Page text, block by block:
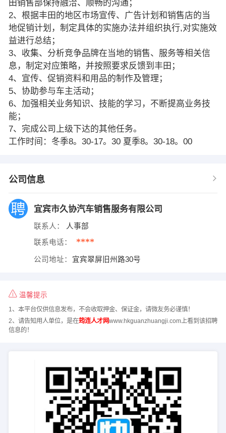
田销售部保持融洽、顺畅的沟通；
2、根据丰田的地区市场宣传、广告计划和销售店的当
地促销计划，制定具体的实施办法并组织执行,对实施效
益进行总结；
3、收集、分析竞争品牌在当地的销售、服务等相关信
息，制定对应策略，并按照要求反馈到丰田；
4、宣传、促销资料和用品的制作及管理；
5、协助参与车主活动；
6、加强相关业务知识、技能的学习，不断提高业务技
能；
7、完成公司上级下达的其他任务。
工作时间：冬季8。30-17。30 夏季8。30-18。00
公司信息
宜宾市久协汽车销售服务有限公司
联系人： 人事部
联系电话： ****
公司地址： 宜宾翠屏旧州路30号
温馨提示
1、本平台仅供信息发布，不会收取押金、保证金，请微友务必谨慎！
2、请告知用人单位，是在筠连人才网www.hkguanzhuangji.com上看到该招聘
信息的！